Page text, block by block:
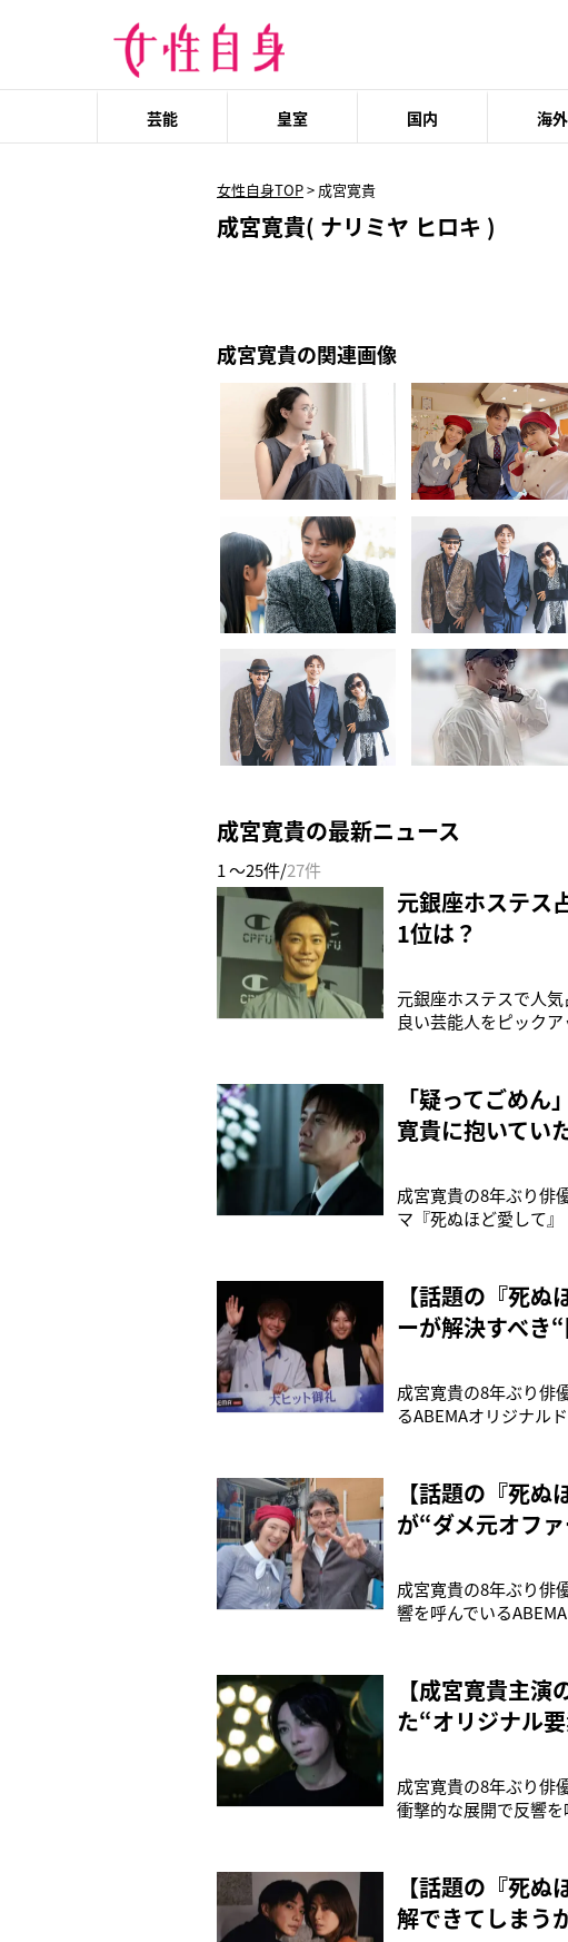
芸能 皇室 国内 海外
女性自身TOP> 成宮寛貴
成宮寛貴( ナリミヤ ヒロキ )
成宮寛貴の関連画像
成宮寛貴の最新ニュース
1 ～25件/27件
元銀座ホステス
1位は？
元銀座ホステスで人
良い芸能人をピック
生！運気の流れとし
りそう。第1位に選ば
「疑ってごめ
寛貴に抱いてい
成宮寛貴の8年ぶり俳
マ『死ぬほど愛して
部以上突破のヒット
スペンス。幸
【話題の『死
ーが解決すべき
成宮寛貴の8年ぶり俳
るABEMAオリジナル
は、累計発行部数1
漫画が原作の純愛サス
【話題の『死
が“ダメ元オフ
成宮寛貴の8年ぶり俳
響を呼んでいる
件簿』などで知られ
る「女性記者殺
【成宮寛貴主
た“オリジナル
成宮寛貴の8年ぶり俳
衝撃的な展開で反響
『金田一少年の事件
活の裏で巻き起こる
【話題の『死
解できてしまう